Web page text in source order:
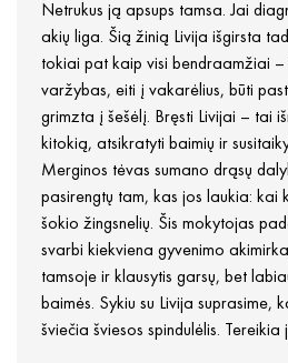
Netrukus ją apsups tamsa. Jai
akių liga. Šią žinią Livija išgirsta
tokiai pat kaip visi bendraamžiai
varžybas, eiti į vakarėlius, būti
grimzta į šešėlį. Bręsti Livijai – tai
kitokią, atsikratyti baimių ir
Merginos tėvas sumano drąsų
pasirengtų tam, kas jos laukia: kai
šokio žingsnelių. Šis mokytojas
svarbi kiekviena gyvenimo
tamsoje ir klausytis garsų, bet
baimės. Sykiu su Livija suprasime,
šviečia šviesos spindulėlis. Tereikia